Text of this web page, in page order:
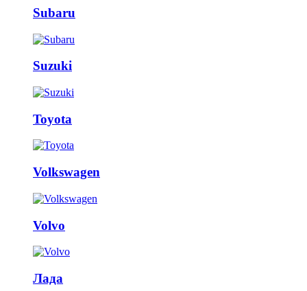
Subaru
Suzuki
Toyota
Volkswagen
Volvo
Лада